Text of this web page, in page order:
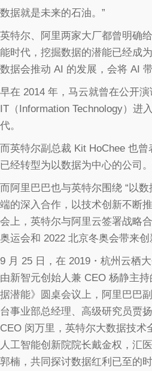
数据就是未来的石油。”
英特尔、阿里两家大厂都曾明确
能时代，挖掘数据的潜能已经成
数据会推动 AI 的发展，会将 AI
早在 2014 年，马云就曾在公开
IT（Information Technology）进
代。
而英特尔副总裁 Kit HoChee 也
已经转型为以数据为中心的公司。
而阿里巴巴也与英特尔围绕 “以数
端的深入合作，以技术创新不断
会上，英特尔与阿里云签署战略
奥运会和 2022 北京冬奥会带来创
9 月 25 日，在 2019・杭州云栖
由新智元创始人兼 CEO 杨静主
据潜能》圆桌会议上，阿里巴巴
台事业部总经理、高级研究员贾
CEO 闵万里，英特尔大数据技术
人工智能创新院院长戴金权，汇
郭楠，共同探讨数据红利已至的